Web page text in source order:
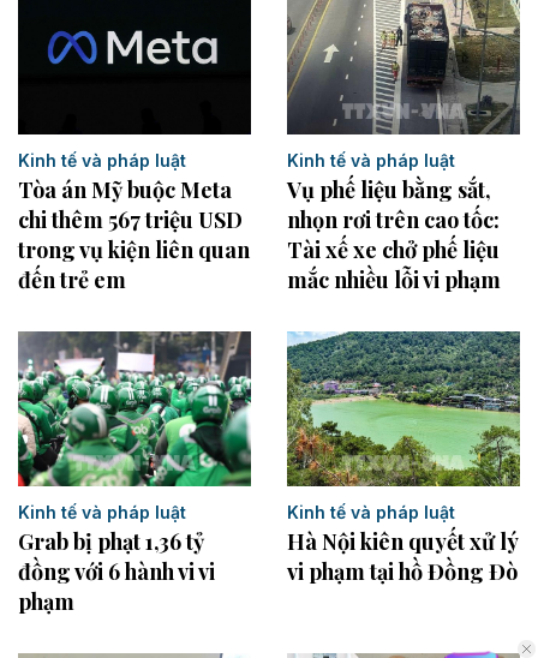
Kinh tế và pháp luật
Tòa án Mỹ buộc Meta
chi thêm 567 triệu USD
trong vụ kiện liên quan
đến trẻ em
Kinh tế và pháp luật
Vụ phế liệu bằng sắt,
nhọn rơi trên cao tốc:
Tài xế xe chở phế liệu
mắc nhiều lỗi vi phạm
Kinh tế và pháp luật
Grab bị phạt 1,36 tỷ
đồng với 6 hành vi vi
phạm
Kinh tế và pháp luật
Hà Nội kiên quyết xử lý
vi phạm tại hồ Đồng Đò